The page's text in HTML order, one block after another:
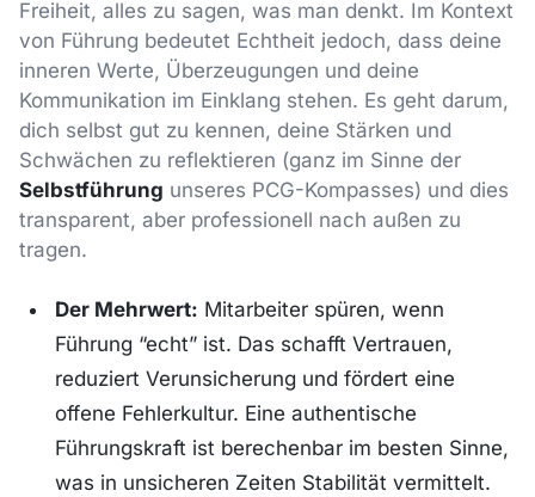
Freiheit, alles zu sagen, was man denkt. Im Kontext
von Führung bedeutet Echtheit jedoch, dass deine
inneren Werte, Überzeugungen und deine
Kommunikation im Einklang stehen. Es geht darum,
dich selbst gut zu kennen, deine Stärken und
Schwächen zu reflektieren (ganz im Sinne der
Selbstführung unseres PCG-Kompasses) und dies
transparent, aber professionell nach außen zu
tragen.
Der Mehrwert: Mitarbeiter spüren, wenn
Führung “echt” ist. Das schafft Vertrauen,
reduziert Verunsicherung und fördert eine
offene Fehlerkultur. Eine authentische
Führungskraft ist berechenbar im besten Sinne,
was in unsicheren Zeiten Stabilität vermittelt.